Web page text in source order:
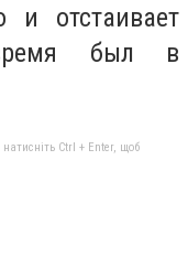
и отстаивает
был в
Ctrl + Enter, щоб